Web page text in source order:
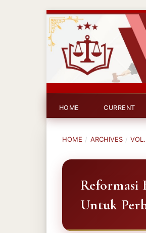
HOME CURRENT
HOME / ARCHIVES /
Reformasi
Untuk